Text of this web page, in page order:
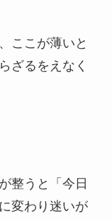
ここが薄いと
ざるをえなく
整うと「今日
変わり迷いが